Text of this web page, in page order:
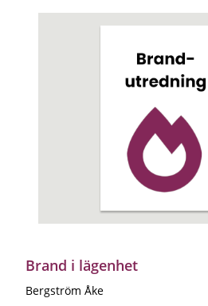
Brand i lägenhet
Bergström Åke